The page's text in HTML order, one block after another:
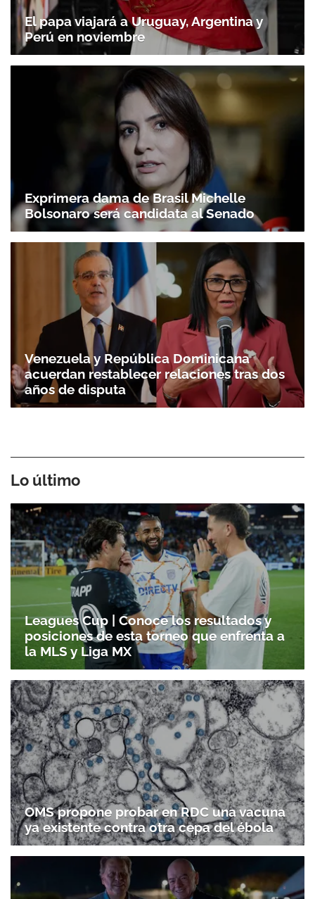
El papa viajará a Uruguay, Argentina y
Perú en noviembre
Exprimera dama de Brasil Michelle
Bolsonaro será candidata al Senado
Venezuela y República Dominicana
acuerdan restablecer relaciones tras dos
años de disputa
Lo último
Leagues Cup | Conoce los resultados y
posiciones de esta torneo que enfrenta a
la MLS y Liga MX
OMS propone probar en RDC una vacuna
ya existente contra otra cepa del ébola